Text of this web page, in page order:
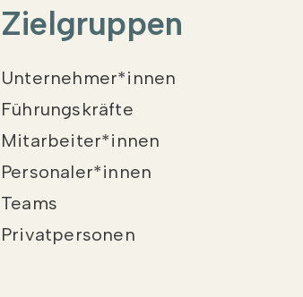
Zielgruppen
Unternehmer*innen
Führungskräfte
Mitarbeiter*innen
Personaler*innen
Teams
Privatpersonen